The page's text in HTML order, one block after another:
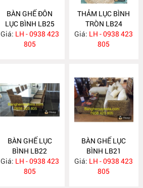
BÀN GHẾ ĐÔN
LỤC BÌNH LB25
Giá: LH - 0938 423
805
THẢM LỤC BÌNH
TRÒN LB24
Giá: LH - 0938 423
805
BÀN GHẾ LỤC
BÌNH LB22
Giá: LH - 0938 423
805
BÀN GHẾ LỤC
BÌNH LB21
Giá: LH - 0938 423
805